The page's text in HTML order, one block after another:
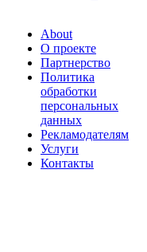
About
О проекте
Партнерство
Политика
обработки
персональных
данных
Рекламодателям
Услуги
Контакты